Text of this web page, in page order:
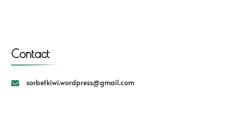
Contact
sorbetkiwi.wordpress@gmail.com